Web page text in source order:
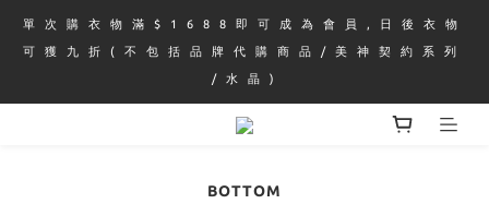
單 次 購 衣 物 滿 $ 1 6 8 8 即 可 成 為 會 員 , 日 後 衣 物
可 獲 九 折 ( 不 包 括 品 牌 代 購 商 品 / 美 神 契 約 系 列
/ 水 晶 )
BOTTOM